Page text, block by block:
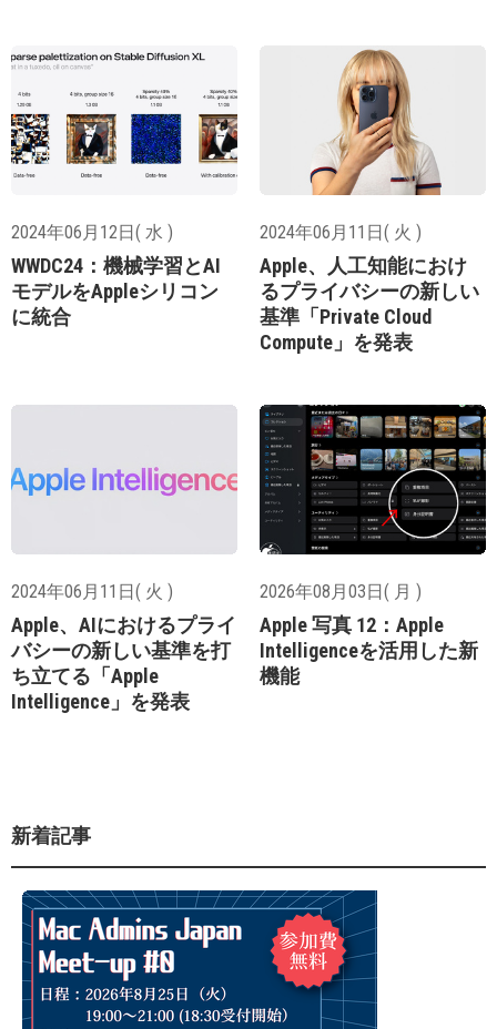
2024年06月12日( 水 )
WWDC24：機械学習とAI
モデルをAppleシリコン
に統合
2024年06月11日( 火 )
Apple、人工知能におけ
るプライバシーの新しい
基準「Private Cloud
Compute」を発表
2024年06月11日( 火 )
Apple、AIにおけるプライ
バシーの新しい基準を打
ち立てる「Apple
Intelligence」を発表
2026年08月03日( 月 )
Apple 写真 12：Apple
Intelligenceを活用した新
機能
新着記事